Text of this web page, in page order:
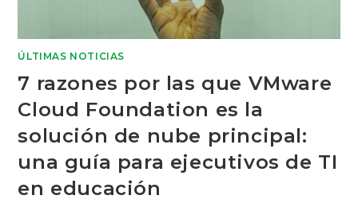
ÚLTIMAS NOTICIAS
7 razones por las que VMware
Cloud Foundation es la
solución de nube principal:
una guía para ejecutivos de TI
en educación